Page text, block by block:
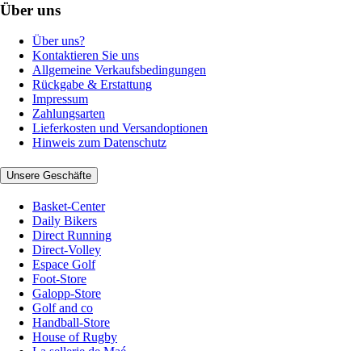
Über uns
Über uns?
Kontaktieren Sie uns
Allgemeine Verkaufsbedingungen
Rückgabe & Erstattung
Impressum
Zahlungsarten
Lieferkosten und Versandoptionen
Hinweis zum Datenschutz
Unsere Geschäfte
Basket-Center
Daily Bikers
Direct Running
Direct-Volley
Espace Golf
Foot-Store
Galopp-Store
Golf and co
Handball-Store
House of Rugby